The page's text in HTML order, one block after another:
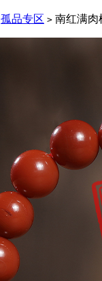
孤品专区 > 南红满肉